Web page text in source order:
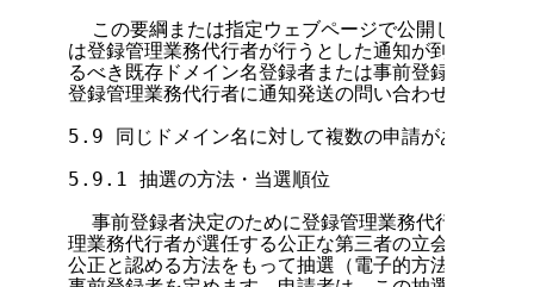
この要綱または指定ウェブページで公開した細目
は登録管理業務代行者が行うとした通知が到達しな
るべき既存ドメイン名登録者または事前登録申請者
登録管理業務代行者に通知発送の問い合わせをしてく
5.9 同じドメイン名に対して複数の申請がある場合
5.9.1 抽選の方法・当選順位
事前登録者決定のために登録管理業務代行者が抽
理業務代行者が選任する公正な第三者の立会いによ
公正と認める方法をもって抽選（電子的方法による